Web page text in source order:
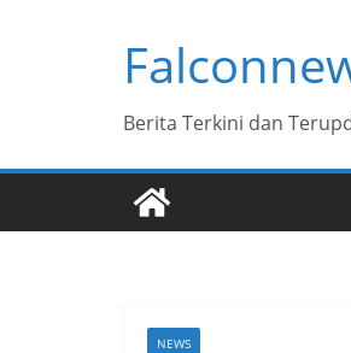
Berita Terkini dan
NEWS